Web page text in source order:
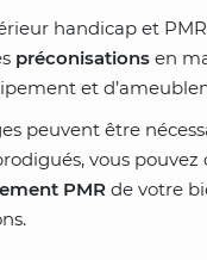
handicap et
préconisationsen
et
peuvent être
vous
PMRde votre